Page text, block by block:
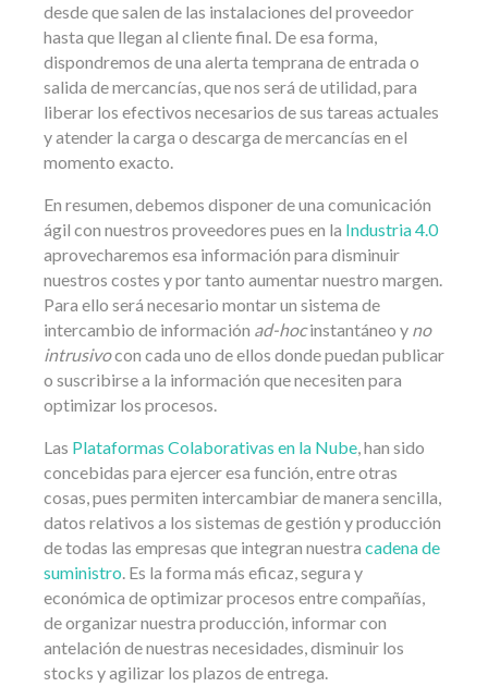
desde que salen de las instalaciones del proveedor
hasta que llegan al cliente final. De esa forma,
dispondremos de una alerta temprana de entrada o
salida de mercancías, que nos será de utilidad, para
liberar los efectivos necesarios de sus tareas actuales
y atender la carga o descarga de mercancías en el
momento exacto.
En resumen, debemos disponer de una comunicación
ágil con nuestros proveedores pues en la Industria 4.0
aprovecharemos esa información para disminuir
nuestros costes y por tanto aumentar nuestro margen.
Para ello será necesario montar un sistema de
intercambio de información ad-hocinstantáneo y no
intrusivocon cada uno de ellos donde puedan publicar
o suscribirse a la información que necesiten para
optimizar los procesos.
Las Plataformas Colaborativas en la Nube, han sido
concebidas para ejercer esa función, entre otras
cosas, pues permiten intercambiar de manera sencilla,
datos relativos a los sistemas de gestión y producción
de todas las empresas que integran nuestra cadena de
suministro. Es la forma más eficaz, segura y
económica de optimizar procesos entre compañías,
de organizar nuestra producción, informar con
antelación de nuestras necesidades, disminuir los
stocks y agilizar los plazos de entrega.